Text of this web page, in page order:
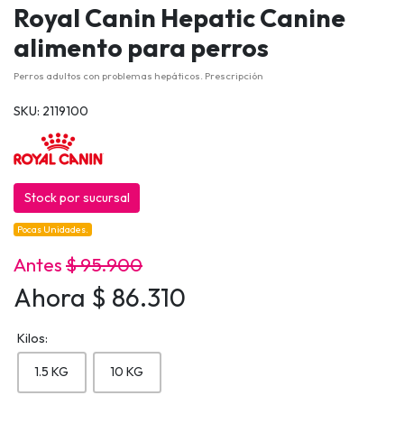
Royal Canin Hepatic Canine
alimento para perros
Perros adultos con problemas hepáticos. Prescripción
SKU: 2119100
Stock por sucursal
Pocas Unidades.
Antes$ 95.900
Ahora $ 86.310
Kilos:
1.5 KG 10 KG